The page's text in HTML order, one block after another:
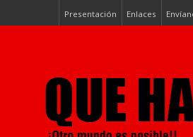
Presentación Enlaces